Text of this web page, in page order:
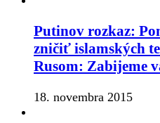
Putinov rozkaz:
zničiť islamských
Rusom: Zabijeme
18. novembra 2015